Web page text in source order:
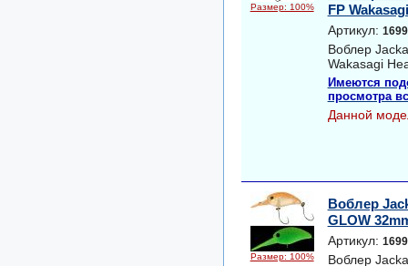
Размер: 100%
FP
Артикул:
Воблер
Wakasagi
Имеются
просмотра
Данной
Размер: 100%
Воблер
GLOW
Артикул:
Воблер